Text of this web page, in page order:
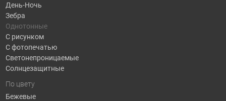
День-Ночь
Зебра
Однотонные
С рисунком
С фотопечатью
Светонепроницаемые
Солнцезащитные
По цвету
Бежевые